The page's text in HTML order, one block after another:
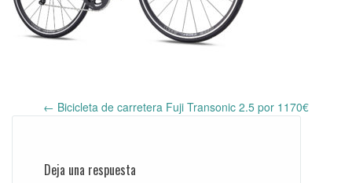
Post
← Bicicleta de carretera Fuji Transonic 2.5 por 1170€
Deja una respuesta